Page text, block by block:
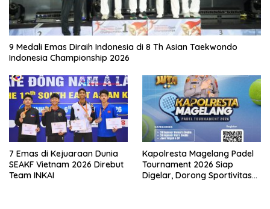
9 Medali Emas Diraih Indonesia di 8 Th Asian Taekwondo
Indonesia Championship 2026
7 Emas di Kejuaraan Dunia
SEAKF Vietnam 2026 Direbut
Team INKAI
Kapolresta Magelang Padel
Tournament 2026 Siap
Digelar, Dorong Sportivitas